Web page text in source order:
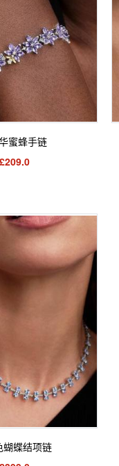
蜜蜂手链
£209.0
蝴蝶结项链